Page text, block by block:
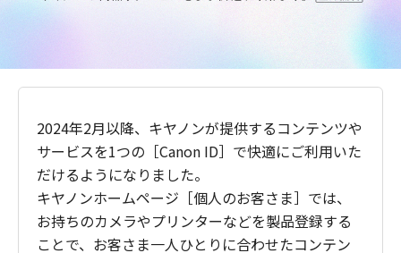
2024年2月以降、キヤノンが提供するコンテンツや
サービスを1つの［Canon ID］で快適にご利用いた
だけるようになりました。
キヤノンホームページ［個人のお客さま］では、
お持ちのカメラやプリンターなどを製品登録する
ことで、お客さま一人ひとりに合わせたコンテン